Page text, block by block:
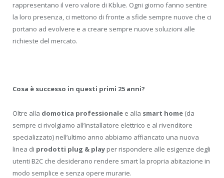
rappresentano il vero valore di Kblue. Ogni giorno fanno sentire
la loro presenza, ci mettono di fronte a sfide sempre nuove che ci
portano ad evolvere e a creare sempre nuove soluzioni alle
richieste del mercato.
Cosa è successo in questi primi 25 anni?
Oltre alla domotica professionale e alla smart home (da
sempre ci rivolgiamo all’installatore elettrico e al rivenditore
specializzato) nell’ultimo anno abbiamo affiancato una nuova
linea di prodotti plug & play per rispondere alle esigenze degli
utenti B2C che desiderano rendere smart la propria abitazione in
modo semplice e senza opere murarie.